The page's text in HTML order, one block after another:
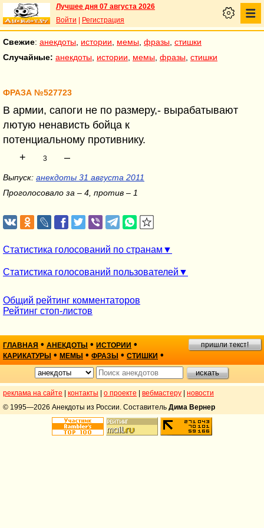
Лучшее дня 07 августа 2026
Войти
Регистрация
Свежие: анекдоты истории мемы фразы стишки
Случайные: анекдоты истории мемы фразы стишки
ФРАЗА №527723
В армии, сапоги не по размеру,- вырабатывают
лютую ненависть бойца к
потенциальному противнику.
+
3 –
Выпуск: анекдоты 31 августа 2011
Проголосовало за – 4, против – 1
Статистика голосований по странам
Статистика голосований пользователей
Общий рейтинг комментаторов
Рейтинг стоп-листов
ГЛАВНАЯ • АНЕКДОТЫ • ИСТОРИИ •
КАРИКАТУРЫ • МЕМЫ • ФРАЗЫ • СТИШКИ •
пришли текст!
реклама на сайте контакты о проекте вебмастеру
новости
© 1995—2026 Анекдоты из России. Составитель Дима Вернер